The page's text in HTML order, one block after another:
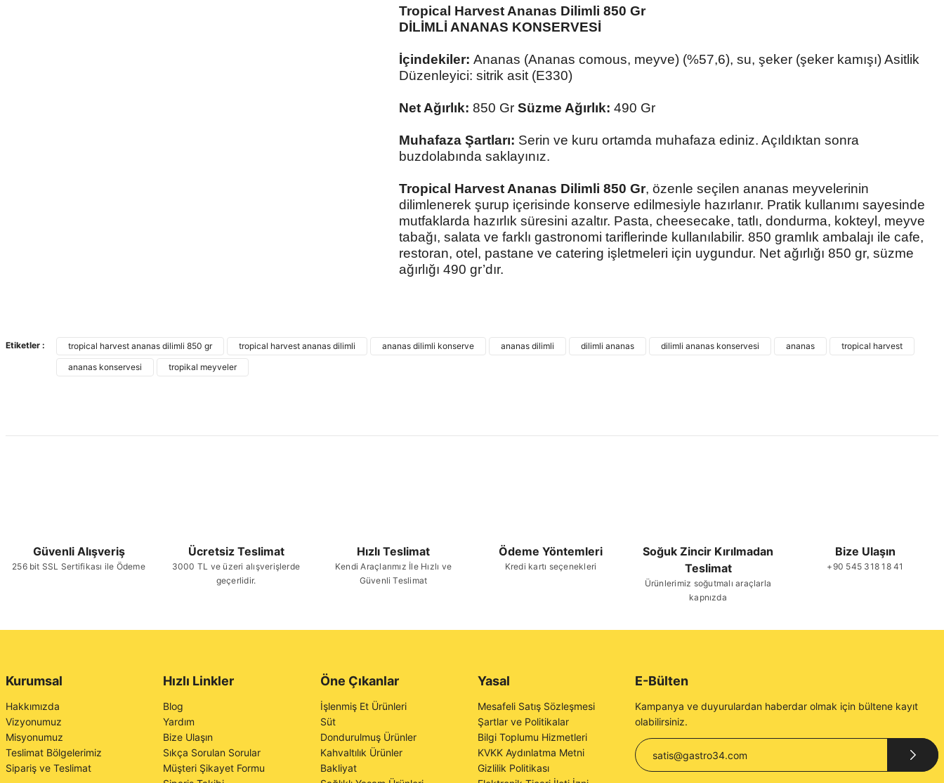
Tropical Harvest Ananas Dilimli 850 Gr
DİLİMLİ ANANAS KONSERVESİ
İçindekiler: Ananas (Ananas comous, meyve) (%57,6), su, şeker (şeker kamışı) Asitlik
Düzenleyici: sitrik asit (E330)
Net Ağırlık: 850 Gr Süzme Ağırlık: 490 Gr
Muhafaza Şartları: Serin ve kuru ortamda muhafaza ediniz. Açıldıktan sonra
buzdolabında saklayınız.
Tropical Harvest Ananas Dilimli 850 Gr, özenle seçilen ananas meyvelerinin
dilimlenerek şurup içerisinde konserve edilmesiyle hazırlanır. Pratik kullanımı sayesinde
mutfaklarda hazırlık süresini azaltır. Pasta, cheesecake, tatlı, dondurma, kokteyl, meyve
tabağı, salata ve farklı gastronomi tariflerinde kullanılabilir. 850 gramlık ambalajı ile cafe,
restoran, otel, pastane ve catering işletmeleri için uygundur. Net ağırlığı 850 gr, süzme
ağırlığı 490 gr’dır.
Ürün fiyatı diğer sitelerden daha pahalı.
Gönder
Etiketler : tropical harvest ananas dilimli 850 gr tropical harvest ananas dilimli ananas dilimli konserve ananas dilimli dilimli ananas dilimli ananas konservesi ananas
tropical harvest
ananas konservesi
tropikal meyveler
Güvenli Alışveriş
256 bit SSL Sertifikası ile Ödeme
Ücretsiz Teslimat
3000 TL ve üzeri alışverişlerde
geçerlidir.
Hızlı Teslimat
Kendi Araçlarımız İle Hızlı ve
Güvenli Teslimat
Ödeme Yöntemleri
Kredi kartı seçenekleri
Soğuk Zincir Kırılmadan
Teslimat
Ürünlerimiz soğutmalı araçlarla
kapnızda
Bize Ulaşın
+90 545 318 18 41
Kurumsal
Hakkımızda
Vizyonumuz
Misyonumuz
Teslimat Bölgelerimiz
Sipariş ve Teslimat
Hızlı Linkler
Blog
Yardım
Bize Ulaşın
Sıkça Sorulan Sorular
Müşteri Şikayet Formu
Öne Çıkanlar
İşlenmiş Et Ürünleri
Süt
Dondurulmuş Ürünler
Kahvaltılık Ürünler
Bakliyat
Yasal
Mesafeli Satış Sözleşmesi
Şartlar ve Politikalar
Bilgi Toplumu Hizmetleri
KVKK Aydınlatma Metni
Gizlilik Politikası
E-Bülten
Kampanya ve duyurulardan haberdar olmak için bültene kayıt
olabilirsiniz.